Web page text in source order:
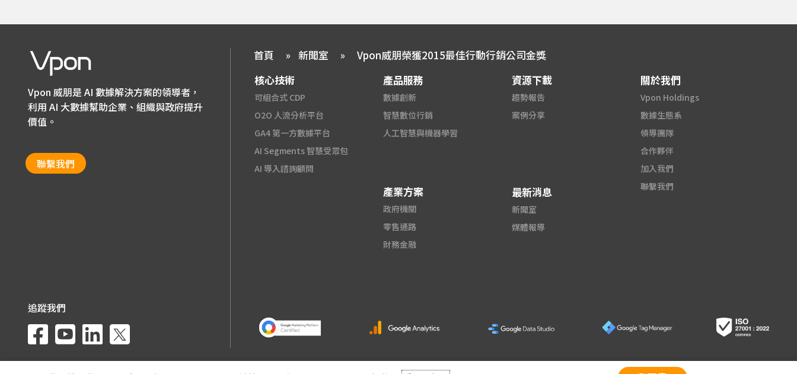
Vpon 威朋是 AI 數據解決方案的領導者，
利用 AI 大數據幫助企業、組織與政府提升
價值。
聯繫我們
追蹤我們
首頁 » 新聞室 »
Vpon威朋榮獲2015最佳行動行銷公司金獎
核心技術
可組合式 CDP
O2O 人流分析平台
GA4 第一方數據平台
AI Segments 智慧受眾包
AI 導入諮詢顧問
產品服務
數據創新
智慧數位行銷
人工智慧與機器學習
產業方案
政府機關
零售通路
財務金融
資源下載
趨勢報告
案例分享
最新消息
新聞室​
媒體報導
關於我們
Vpon Holdings
數據生態系
領導團隊
合作夥伴
加入我們
聯繫我們